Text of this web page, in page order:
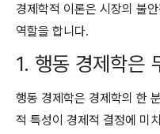
경제학적 이론은 시장의 불
역할을 합니다.
1. 행동 경제학은
행동 경제학은 경제학의 한
적 특성이 경제적 결정에 미